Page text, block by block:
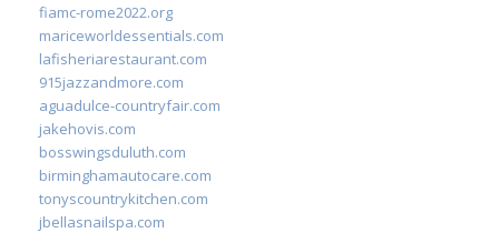
fiamc-rome2022.org
mariceworldessentials.com
lafisheriarestaurant.com
915jazzandmore.com
aguadulce-countryfair.com
jakehovis.com
bosswingsduluth.com
birminghamautocare.com
tonyscountrykitchen.com
jbellasnailspa.com